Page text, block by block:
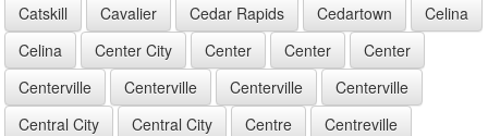
Catskill
Cavalier Cedar Rapids Cedartown
Celina
Celina
Center City Center Center
Center
Centerville
Centerville Centerville
Centerville
Central City
Central City Centre
Centreville